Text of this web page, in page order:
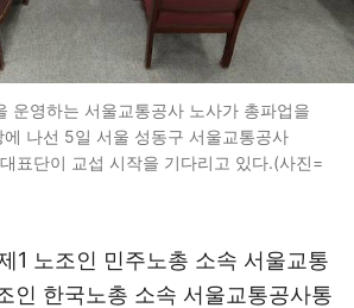
운영하는 서울교통공사 노사가 총파업을
나선 5일 서울 성동구 서울교통공사
표단이 교섭 시작을 기다리고 있다.(사진=
1 노조인 민주노총 소속 서울교통
인 한국노총 소속 서울교통공사통